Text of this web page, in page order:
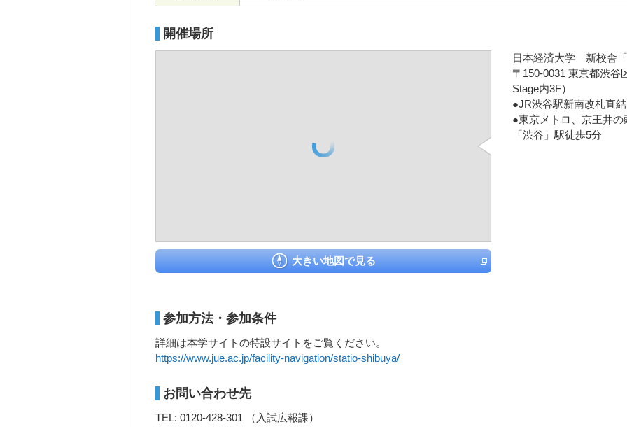
開催場所
大きい地図で見る
日本経済大学 新校舎「
〒150-0031 東京都渋谷
Stage内3F）
●JR渋谷駅新南改札直結
●東京メトロ、京王井
「渋谷」駅徒歩5分
参加方法・参加条件
詳細は本学サイトの特設サイトをご覧ください。
https://www.jue.ac.jp/facility-navigation/statio-shibuya/
お問い合わせ先
TEL: 0120-428-301 （入試広報課）